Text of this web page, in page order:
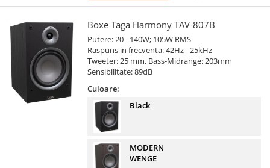
Boxe Taga Harmony TAV-807B
Putere: 20 - 140W; 105W RMS
Raspuns in frecventa: 42Hz - 25kHz
Tweeter: 25 mm, Bass-Midrange: 203mm
Sensibilitate: 89dB
Culoare:
Black
MODERN
WENGE